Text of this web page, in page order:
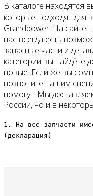
В каталоге находятся
которые подходят для
Grandpower. На сайте
нас всегда есть
запасные части и
категории вы найдёте
новые. Если же вы
позвоните нашим
помогут. Мы
России, но и в
1. На все запчасти
(декларация)